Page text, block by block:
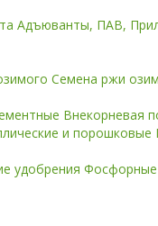
Адъюванты, ПАВ,
Семена ржи
Внекорневая
и порошковые
удобрения Фосфорные